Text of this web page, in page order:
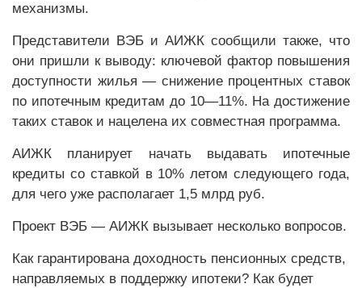
механизмы.
Представители ВЭБ и АИЖК сообщили также, что
они пришли к выводу: ключевой фактор повышения
доступности жилья — снижение процентных ставок
по ипотечным кредитам до 10—11%. На достижение
таких ставок и нацелена их совместная программа.
АИЖК планирует начать выдавать ипотечные
кредиты со ставкой в 10% летом следующего года,
для чего уже располагает 1,5 млрд руб.
Проект ВЭБ — АИЖК вызывает несколько вопросов.
Как гарантирована доходность пенсионных средств,
направляемых в поддержку ипотеки? Как будет